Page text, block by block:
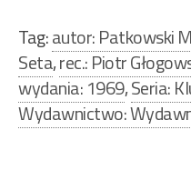
Tag:autor: Patkowski
Seta,rec.: Piotr
wydania: 1969,Seria:
Wydawnictwo: